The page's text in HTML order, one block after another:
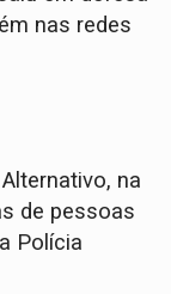
nas redes
na
de pessoas
Polícia